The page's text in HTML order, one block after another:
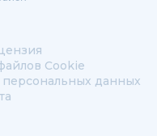
Сookie
данных